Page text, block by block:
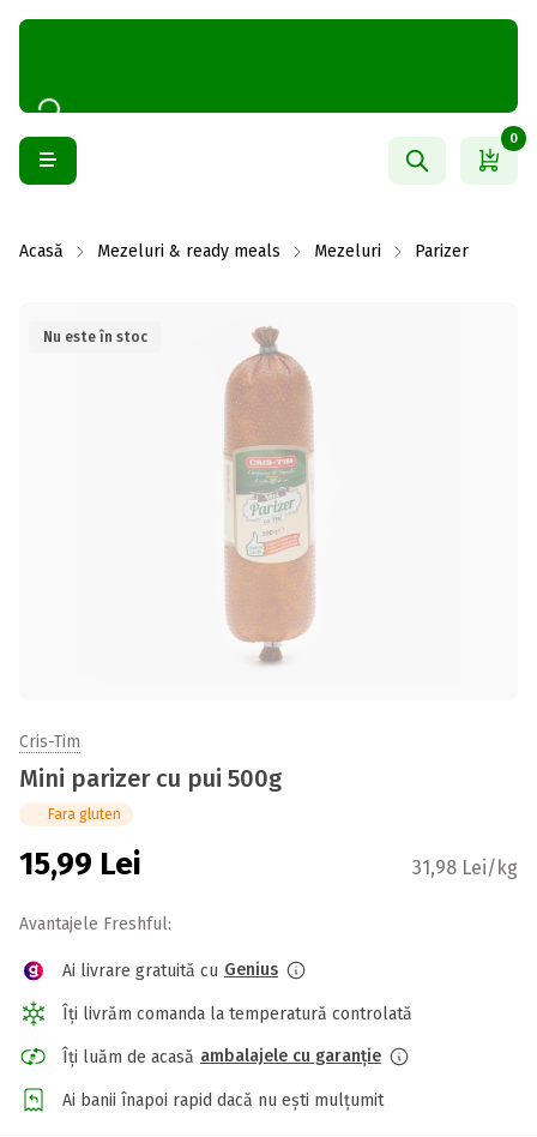
0
Acasă Mezeluri & ready meals Mezeluri Parizer
Nu este în stoc
Cris-Tim
Mini parizer cu pui 500g
Fara gluten
15,99 Lei 31,98 Lei/kg
Avantajele Freshful:
Ai livrare gratuită cu Genius
Îți livrăm comanda la temperatură controlată
Îți luăm de acasă ambalajele cu garanție
Ai banii înapoi rapid dacă nu ești mulțumit